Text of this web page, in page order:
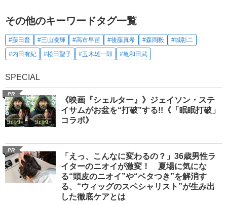
その他のキーワードタグ一覧
#藤田晋 #三山凌輝 #高市早苗 #後藤真希 #森岡毅
#城彰二
#内田有紀
#松田聖子 #玉木雄一郎 #亀和田武
SPECIAL
PR
《映画『シェルター』》ジェイソン・ステ
イサムがお盆を“打破”する!!《「眠眠打破」
コラボ》
PR
「えっ、こんなに変わるの？」36歳男性ラ
イターのニオイが激変！ 夏場に気にな
る“頭皮のニオイ”や“ベタつき”を解消す
る、“ウィッグのスペシャリスト”が生み出
した徹底ケアとは